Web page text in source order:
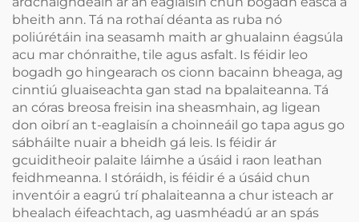
bheith ann. Tá na rothaí déanta as ruba nó
poliúrétáin ina seasamh maith ar ghualainn éagsúla
acu mar chónraithe, tile agus asfalt. Is féidir leo
bogadh go hingearach os cionn bacainn bheaga, ag
cinntiú gluaiseachta gan stad na bpalaiteanna. Tá
an córas breosa freisin ina sheasmhain, ag ligean
don oibrí an t-eaglaisín a choinneáil go tapa agus go
sábháilte nuair a bheidh gá leis. Is féidir ár
gcuiditheoir palaite láimhe a úsáid i raon leathan
feidhmeanna. I stóráidh, is féidir é a úsáid chun
inventóir a eagrú trí phalaiteanna a chur isteach ar
bhealach éifeachtach, ag uasmhéadú ar an spás